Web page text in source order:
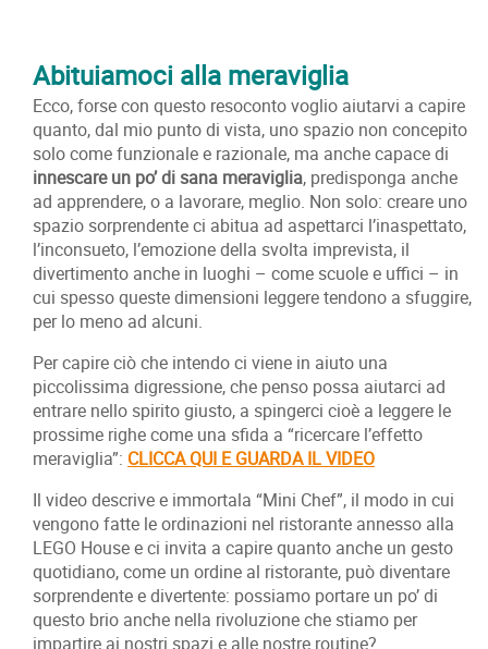
Abituiamoci alla meraviglia
Ecco, forse con questo resoconto voglio aiutarvi a capire
quanto, dal mio punto di vista, uno spazio non concepito
solo come funzionale e razionale, ma anche capace di
innescare un po’ di sana meraviglia, predisponga anche
ad apprendere, o a lavorare, meglio. Non solo: creare uno
spazio sorprendente ci abitua ad aspettarci l’inaspettato,
l’inconsueto, l’emozione della svolta imprevista, il
divertimento anche in luoghi – come scuole e uffici – in
cui spesso queste dimensioni leggere tendono a sfuggire,
per lo meno ad alcuni.
Per capire ciò che intendo ci viene in aiuto una
piccolissima digressione, che penso possa aiutarci ad
entrare nello spirito giusto, a spingerci cioè a leggere le
prossime righe come una sfida a “ricercare l’effetto
meraviglia”: CLICCA QUI E GUARDA IL VIDEO
Il video descrive e immortala “Mini Chef”, il modo in cui
vengono fatte le ordinazioni nel ristorante annesso alla
LEGO House e ci invita a capire quanto anche un gesto
quotidiano, come un ordine al ristorante, può diventare
sorprendente e divertente: possiamo portare un po’ di
questo brio anche nella rivoluzione che stiamo per
impartire ai nostri spazi e alle nostre routine?